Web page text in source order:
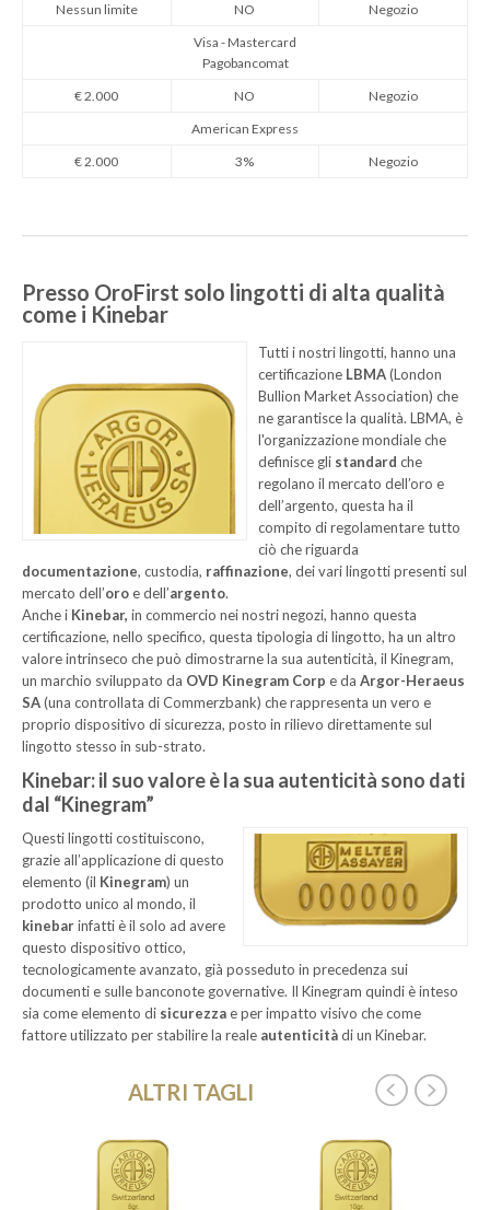
Presso OroFirst solo lingotti di alta qualità
come i Kinebar
Tutti i nostri lingotti, hanno una
certificazione LBMA(London
Bullion Market Association) che
ne garantisce la qualità. LBMA, è
l'organizzazione mondiale che
definisce gli standard che
regolano il mercato dell’oro e
dell’argento, questa ha il
compito di regolamentare tutto
ciò che riguarda
documentazione, custodia, raffinazione, dei vari lingotti presenti sul
mercato dell’oroe dell’argento.
Anche i Kinebar, in commercio nei nostri negozi, hanno questa
certificazione, nello specifico, questa tipologia di lingotto, ha un altro
valore intrinseco che può dimostrarne la sua autenticità, il Kinegram,
un marchio sviluppato da OVD Kinegram Corp e da Argor-Heraeus
SA(una controllata di Commerzbank) che rappresenta un vero e
proprio dispositivo di sicurezza, posto in rilievo direttamente sul
lingotto stesso in sub-strato.
Kinebar: il suo valore è la sua autenticità sono dati
dal “Kinegram”
Questi lingotti costituiscono,
grazie all’applicazione di questo
elemento (il Kinegram) un
prodotto unico al mondo, il
kinebarinfatti è il solo ad avere
questo dispositivo ottico,
tecnologicamente avanzato, già posseduto in precedenza sui
documenti e sulle banconote governative. Il Kinegram quindi è inteso
sia come elemento di sicurezzae per impatto visivo che come
fattore utilizzato per stabilire la reale autenticitàdi un Kinebar.
Nessun limite NO
Negozio
Visa - Mastercard
Pagobancomat
€ 2.000
NO
Negozio
American Express
€ 2.000
3% Negozio
ALTRI TAGLI